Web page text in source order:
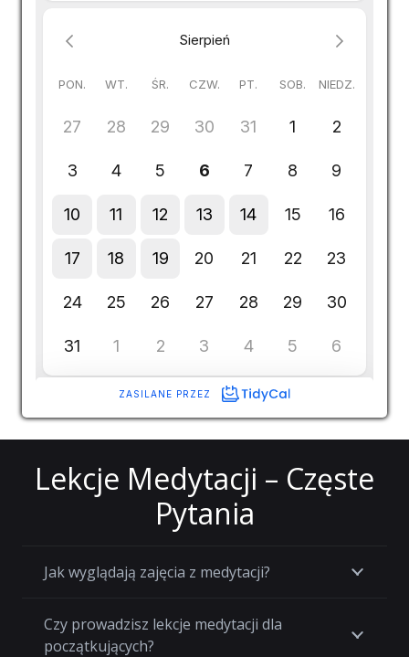
Lekcje Medytacji – Częste
Pytania
Jak wyglądają zajęcia z medytacji?
Czy prowadzisz lekcje medytacji dla
początkujących?